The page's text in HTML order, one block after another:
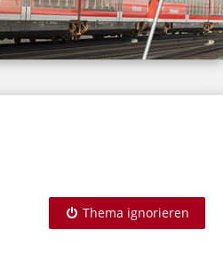
Thema ignorieren